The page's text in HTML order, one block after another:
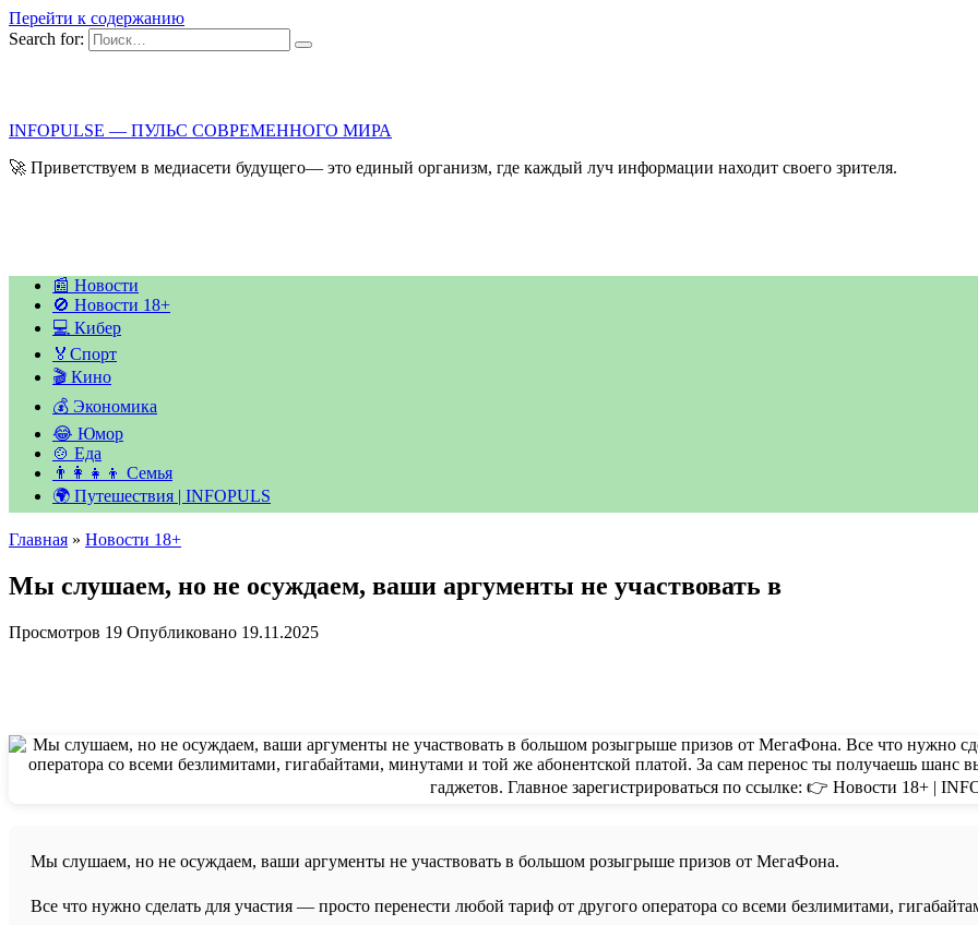
Перейти к содержанию
Search for:
INFOPULSE — ПУЛЬС СОВРЕМЕННОГО МИРА
🚀 Приветствуем в медиасети будущего— это единый организм, где каждый луч информации находит своего зрителя.
📰 Новости
🚫 Новости 18+
💻 Кибер
🏅Спорт
🎬 Кино
💰 Экономика
😂 Юмор
🍲 Еда
👨‍👩‍👧‍👦 Семья
🌍 Путешествия | INFOPULS
Главная » Новости 18+
Мы слушаем, но не осуждаем, ваши аргументы не участвовать в
Просмотров 19 Опубликовано 19.11.2025
Мы слушаем, но не осуждаем, ваши аргументы не участвовать в большом розыгрыше призов от МегаФона.
Все что нужно сделать для участия — просто перенести любой тариф от другого оператора со всеми безлимитами,